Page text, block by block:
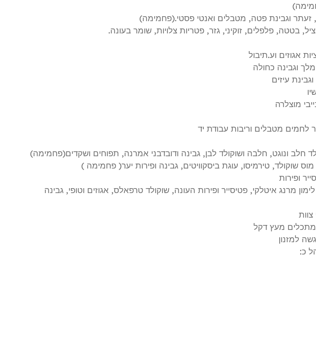
זעתר וגבינת פטה, מטבלים ואנטי פסטי.(פחמימה)
בטטה, פלפלים, זוקיני, גזר, פטריות צלויות, שומר בעונה.
אגוזים וע.תיבול
וגבינה כחולה
עיזים
מוצלרה
לחמים מטבלים וריבות עבודת יד
חלב ונוגט, חלבה ושוקולד לבן, גבינה ודובדבני אמרנה, תפוחים ושקדים(פחמימה)
מוס שוקולד, טירמיסו, עוגת ביסקוויטים, גבינה ופירות יער( פחמימה )
ופירות
מרנג איטלקי, פטיסייר ופירות העונה, שוקולד טרפאלס, אגוזים וטופי, גבינה
מתכלים מעץ דקל
למזנון
כ: